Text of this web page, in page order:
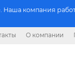
компания
О компании